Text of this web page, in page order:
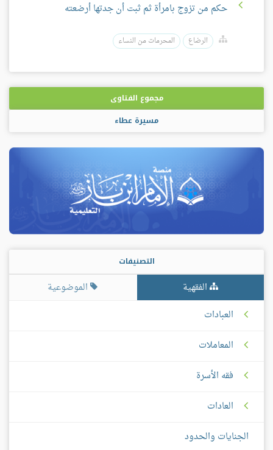
حكم من تزوج بامرأة ثم ثبت أن جدتها أرضعته
الرضاع المحرمات من النساء
مجموع الفتاوى
مسيرة عطاء
التصنيفات
الفقهية
الموضوعية
العبادات
المعاملات
فقه الأسرة
العادات
الجنايات والحدود